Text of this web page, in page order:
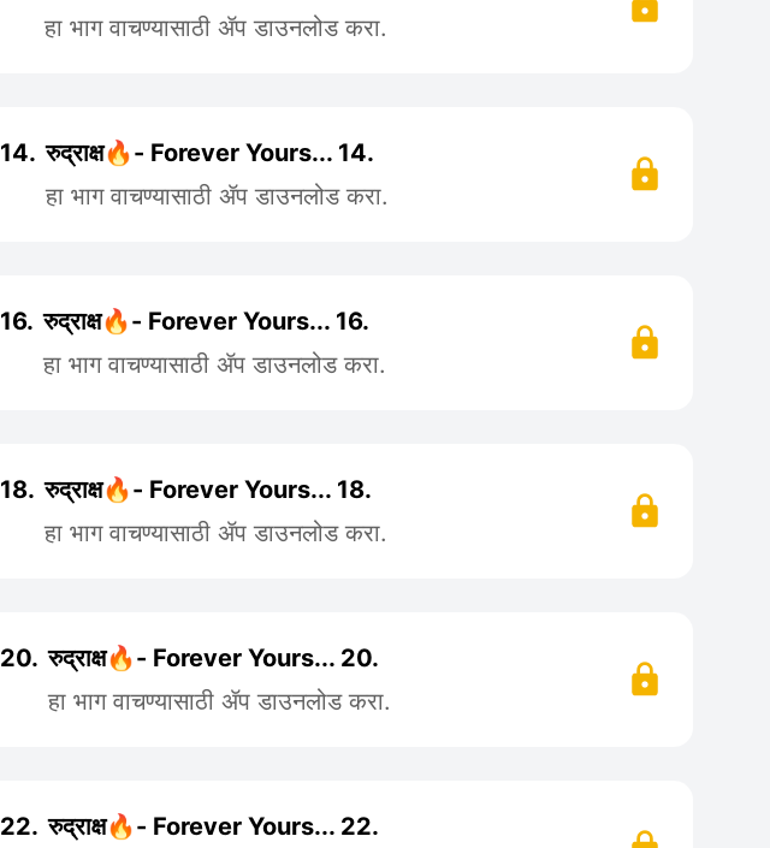
हा भाग वाचण्यासाठी ॲप डाउनलोड करा.
14. रुद्राक्ष🔥- Forever Yours... 14.
हा भाग वाचण्यासाठी ॲप डाउनलोड करा.
16. रुद्राक्ष🔥- Forever Yours... 16.
हा भाग वाचण्यासाठी ॲप डाउनलोड करा.
18. रुद्राक्ष🔥- Forever Yours... 18.
हा भाग वाचण्यासाठी ॲप डाउनलोड करा.
20. रुद्राक्ष🔥- Forever Yours... 20.
हा भाग वाचण्यासाठी ॲप डाउनलोड करा.
22. रुद्राक्ष🔥- Forever Yours... 22.